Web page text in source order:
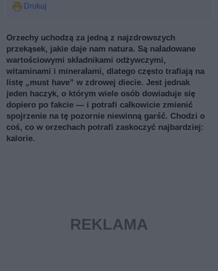
Drukuj
Orzechy uchodzą za jedną z najzdrowszych
przekąsek, jakie daje nam natura. Są naładowane
wartościowymi składnikami odżywczymi,
witaminami i minerałami, dlatego często trafiają na
listę „must have” w zdrowej diecie. Jest jednak
jeden haczyk, o którym wiele osób dowiaduje się
dopiero po fakcie — i potrafi całkowicie zmienić
spojrzenie na tę pozornie niewinną garść. Chodzi o
coś, co w orzechach potrafi zaskoczyć najbardziej:
kalorie.